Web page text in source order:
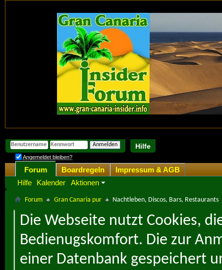
Hilfe
Angemeldet bleiben?
Forum
Hilfe
Kalender Aktionen
Boardregeln Impressum & AGB
Forum Gran Canaria pur Nachtleben, Discos, Bars, Restaurants
Die Webseite nutzt Cookies,
Bedienugskomfort. Die zur
einer Datenbank gespeichert